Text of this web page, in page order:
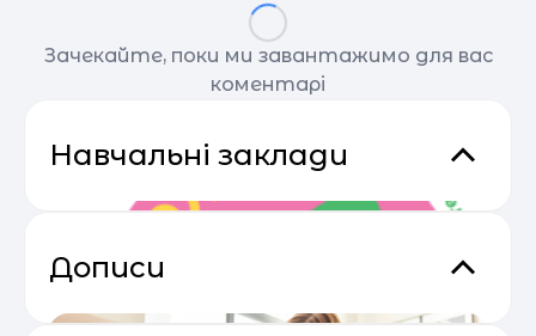
Зачекайте, поки ми завантажимо для вас
коментарі
Навчальні заклади
Дописи